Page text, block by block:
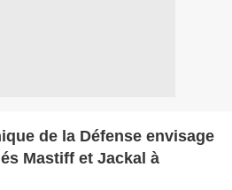
de la Défense envisage
Mastiff et Jackal à